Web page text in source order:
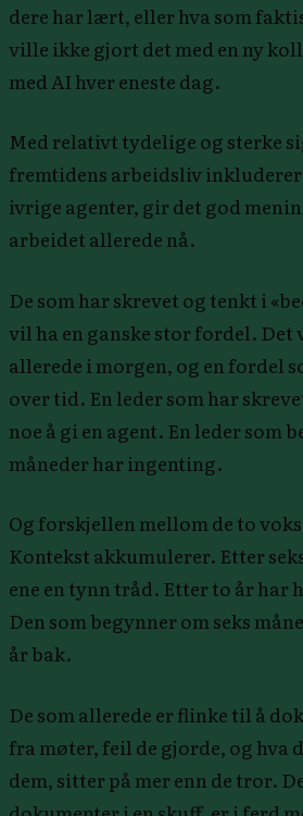
dere har lært, eller hva som
ville ikke gjort det med en ny
med AI hver eneste dag.
Med relativt tydelige og sterke
fremtidens arbeidsliv inkluderer
ivrige agenter, gir det god
arbeidet allerede nå.
De som har skrevet og tenkt i
vil ha en ganske stor fordel. Det
allerede i morgen, og en fordel
over tid. En leder som har
noe å gi en agent. En leder som
måneder har ingenting.
Og forskjellen mellom de to
Kontekst akkumulerer. Etter
ene en tynn tråd. Etter to år har
Den som begynner om seks
år bak.
De som allerede er flinke til å
fra møter, feil de gjorde, og hva
dem, sitter på mer enn de tror.